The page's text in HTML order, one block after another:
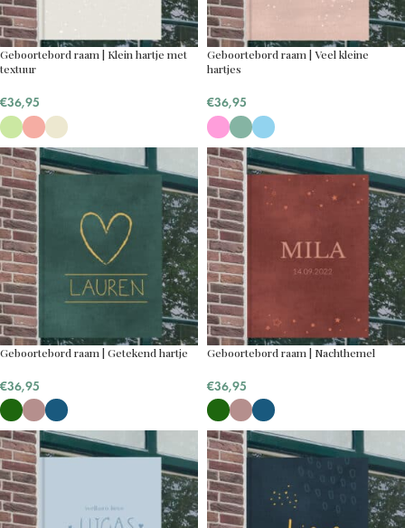
Geboortebord raam | Klein hartje met
textuur
€36,95
Geboortebord raam | Veel kleine
hartjes
€36,95
Geboortebord raam | Getekend hartje
€36,95
Geboortebord raam | Nachthemel
€36,95